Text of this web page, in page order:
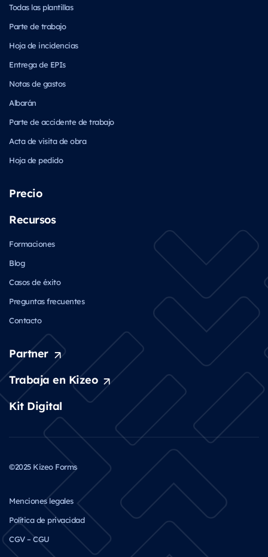
Todas las plantillas
Parte de trabajo
Hoja de incidencias
Entrega de EPIs
Notas de gastos
Albarán
Parte de accidente de trabajo
Acta de visita de obra
Hoja de pedido
Precio
Recursos
Formaciones
Blog
Casos de éxito
Preguntas frecuentes
Contacto
Partner
Trabaja en Kizeo
Kit Digital
©2025 Kizeo Forms
Menciones legales
Política de privacidad
CGV – CGU